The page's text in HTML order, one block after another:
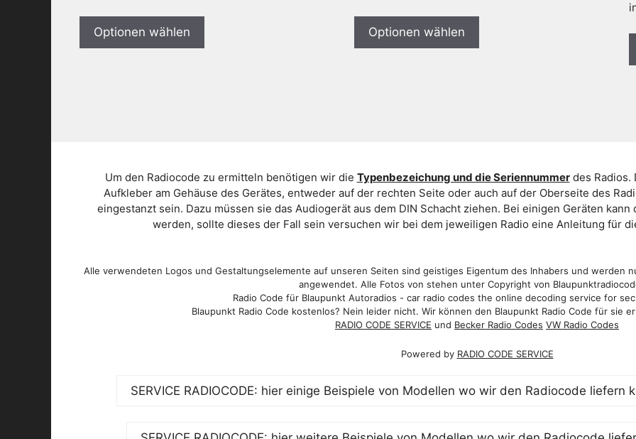
Optionen wählen Optionen wählen
Um den Radiocode zu ermitteln benötigen wir die Typenbezeichung und die Seriennummerdes Radios.
Aufkleber am Gehäuse des Gerätes, entweder auf der rechten Seite oder auch auf der Oberseite des
eingestanzt sein. Dazu müssen sie das Audiogerät aus dem DIN Schacht ziehen. Bei einigen Geräten
werden, sollte dieses der Fall sein versuchen wir bei dem jeweiligen Radio eine Anleitung für
Alle verwendeten Logos und Gestaltungselemente auf unseren Seiten sind geistiges Eigentum des Inhabers und werden
angewendet. Alle Fotos von stehen unter Copyright von
Radio Code für Blaupunkt Autoradios - car radio codes the online decoding service for
Blaupunkt Radio Code kostenlos? Nein leider nicht. Wir können den Blaupunkt Radio Code für sie
RADIO CODE SERVICE und Becker Radio Codes VW Radio Codes
Powered by RADIO CODE SERVICE